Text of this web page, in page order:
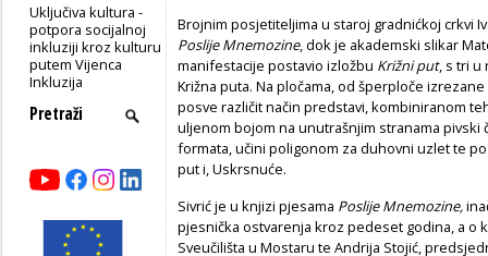
Uključiva kultura -
potpora socijalnoj
inkluziji kroz kulturu
putem Vijenca
Inkluzija
Brojnim posjetiteljima u staroj gradnićkoj crkvi
Poslije Mnemozine, dok je akademski slikar
manifestacije postavio izložbu Križni put, s tri u
Križna puta. Na pločama, od šperploče
posve različit način predstavi, kombiniranom
uljenom bojom na unutrašnjim stranama pivski
formata, učini poligonom za duhovni uzlet te
put i, Uskrsnuće.
Sivrić je u knjizi pjesama Poslije Mnemozine,
pjesnička ostvarenja kroz pedeset godina, a o
Sveučilišta u Mostaru te Andrija Stojić,